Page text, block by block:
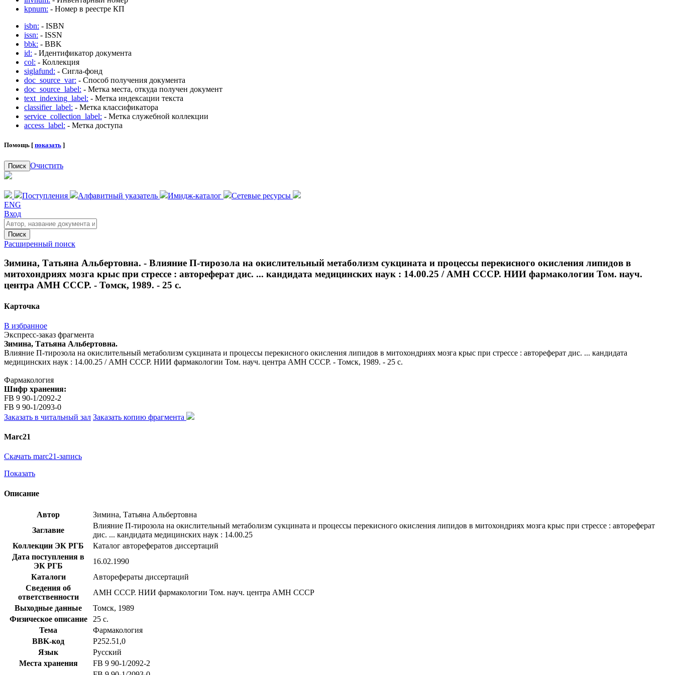
kpnum: - Номер в реестре КП
isbn: - ISBN
issn: - ISSN
bbk: - BBK
id: - Идентификатор документа
col: - Коллекция
siglafund: - Сигла-фонд
doc_source_var: - Способ получения документа
doc_source_label: - Метка места, откуда получен документ
text_indexing_label: - Метка индексации текста
classifier_label: - Метка классификатора
service_collection_label: - Метка служебной коллекции
access_label: - Метка доступа
Помощь [ показать ]
Поиск Очистить
Поступления Алфавитный указатель Имидж-каталог
Сетевые ресурсы
ENG
Вход
Поиск
Расширенный поиск
Зимина, Татьяна Альбертовна. - Влияние П-тирозола на окислительный метаболизм сукцината и процессы перекисного окисления липидов в
митохондриях мозга крыс при стрессе : автореферат дис. ... кандидата медицинских наук : 14.00.25 / АМН СССР. НИИ фармакологии Том. науч.
центра АМН СССР. - Томск, 1989. - 25 с.
Карточка
В избранное
Экспресс-заказ фрагмента
Зимина, Татьяна Альбертовна.
Влияние П-тирозола на окислительный метаболизм сукцината и процессы перекисного окисления липидов в митохондриях мозга крыс при стрессе : автореферат дис. ... кандидата
медицинских наук : 14.00.25 / АМН СССР. НИИ фармакологии Том. науч. центра АМН СССР. - Томск, 1989. - 25 с.
Фармакология
Шифр хранения:
FB 9 90-1/2092-2
FB 9 90-1/2093-0
Заказать в читальный зал Заказать копию фрагмента
Marc21
Скачать marc21-запись
Показать
Описание
Автор
Зимина, Татьяна Альбертовна
Заглавие
Влияние П-тирозола на окислительный метаболизм сукцината и процессы перекисного окисления липидов в митохондриях мозга крыс при стрессе : автореферат
дис. ... кандидата медицинских наук : 14.00.25
Коллекции ЭК РГБ
Каталог авторефератов диссертаций
Дата поступления в
ЭК РГБ
16.02.1990
Каталоги
Авторефераты диссертаций
Сведения об
ответственности
АМН СССР. НИИ фармакологии Том. науч. центра АМН СССР
Выходные данные
Томск, 1989
Физическое описание
25 с.
Тема
Фармакология
BBK-код
Р252.51,0
Язык
Русский
Места хранения
FB 9 90-1/2092-2